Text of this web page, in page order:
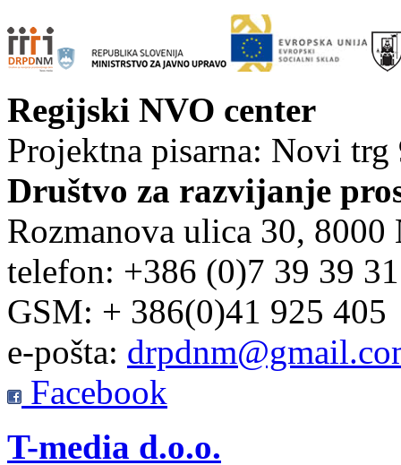
Regijski NVO center
Projektna pisarna: Novi
Društvo za razvijanje
Rozmanova ulica 30, 8000
telefon: +386 (0)7 39 39
GSM: + 386(0)41 925 405
e-pošta:
Facebook
T-media d.o.o.